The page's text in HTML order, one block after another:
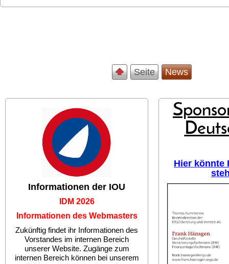
Seite News
Informationen der IOU
IDM 2026
Informationen des Webmasters
Zukünftig findet ihr Informationen des
Vorstandes im internen Bereich
unserer Website. Zugänge zum
internen Bereich können bei unserem
Hier könnte